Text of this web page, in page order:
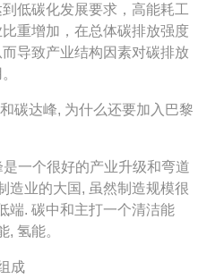
低碳化发展要求，高能耗工
重增加，在总体碳排放强度
导致产业结构因素对碳排放
碳达峰, 为什么还要加入巴黎
一个很好的产业升级和弯道
造业的大国, 虽然制造规模很
端. 碳中和主打一个清洁能
, 氢能。
成